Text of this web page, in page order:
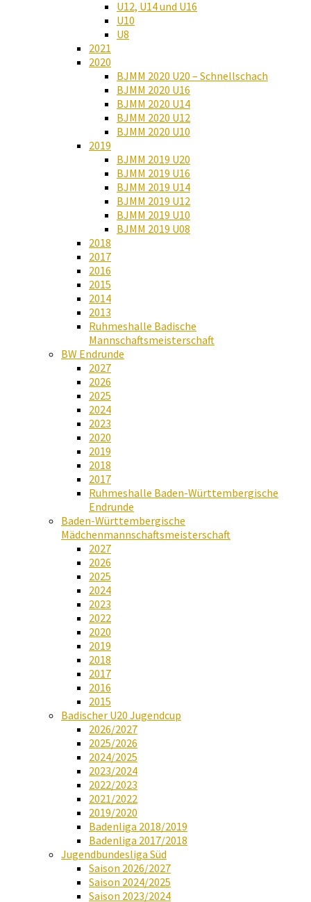
U12, U14 und U16
U10
U8
2021
2020
BJMM 2020 U20 – Schnellschach
BJMM 2020 U16
BJMM 2020 U14
BJMM 2020 U12
BJMM 2020 U10
2019
BJMM 2019 U20
BJMM 2019 U16
BJMM 2019 U14
BJMM 2019 U12
BJMM 2019 U10
BJMM 2019 U08
2018
2017
2016
2015
2014
2013
Ruhmeshalle Badische
Mannschaftsmeisterschaft
BW Endrunde
2027
2026
2025
2024
2023
2020
2019
2018
2017
Ruhmeshalle Baden-Württembergische
Endrunde
Baden-Württembergische
Mädchenmannschaftsmeisterschaft
2027
2026
2025
2024
2023
2022
2020
2019
2018
2017
2016
2015
Badischer U20 Jugendcup
2026/2027
2025/2026
2024/2025
2023/2024
2022/2023
2021/2022
2019/2020
Badenliga 2018/2019
Badenliga 2017/2018
Jugendbundesliga Süd
Saison 2026/2027
Saison 2024/2025
Saison 2023/2024